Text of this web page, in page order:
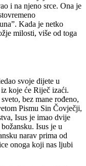
i na njeno srce. Ona je
Kada je netko
milosti, više od toga
svoje dijete u
koje će Riječ izaći.
bez mane rođeno,
Pismu Sin Čovječji,
Isus je imao dvije
Isus je u
narav prima od
onoga koji nas ljubi